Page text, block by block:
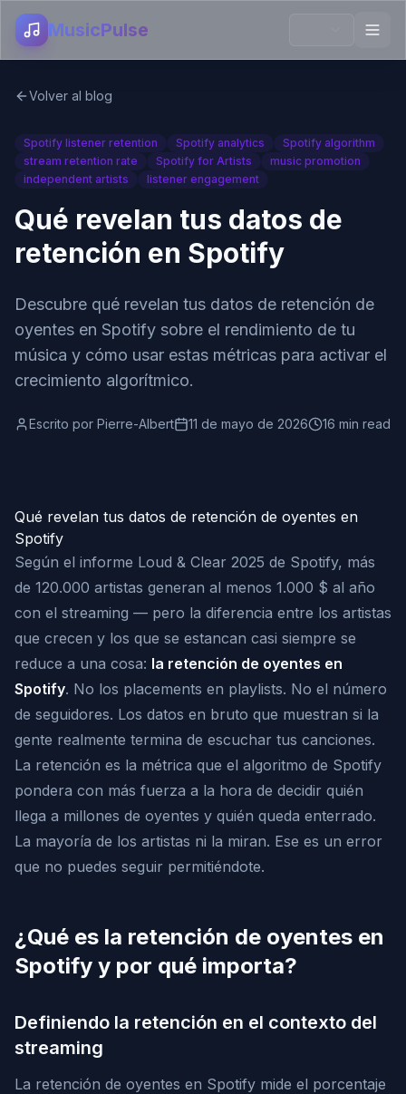
MusicPulse
Volver al blog
Spotify listener retention Spotify analytics
Spotify algorithm
stream retention rate
Spotify for Artists
music promotion
independent artists
listener engagement
Qué revelan tus datos de
retención en Spotify
Descubre qué revelan tus datos de retención de
oyentes en Spotify sobre el rendimiento de tu
música y cómo usar estas métricas para activar el
crecimiento algorítmico.
Escrito por Pierre-Albert 11 de mayo de 2026 16 min read
Qué revelan tus datos de retención de oyentes en
Spotify
Según el informe Loud & Clear 2025 de Spotify, más
de 120.000 artistas generan al menos 1.000 $ al año
con el streaming — pero la diferencia entre los artistas
que crecen y los que se estancan casi siempre se
reduce a una cosa: la retención de oyentes en
Spotify. No los placements en playlists. No el número
de seguidores. Los datos en bruto que muestran si la
gente realmente termina de escuchar tus canciones.
La retención es la métrica que el algoritmo de Spotify
pondera con más fuerza a la hora de decidir quién
llega a millones de oyentes y quién queda enterrado.
La mayoría de los artistas ni la miran. Ese es un error
que no puedes seguir permitiéndote.
¿Qué es la retención de oyentes en
Spotify y por qué importa?
Definiendo la retención en el contexto del
streaming
La retención de oyentes en Spotify mide el porcentaje